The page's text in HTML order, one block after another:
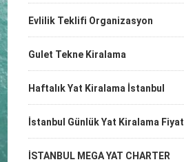
Evlilik Teklifi Organizasyon
Gulet Tekne Kiralama
Haftalık Yat Kiralama İstanbul
İstanbul Günlük Yat Kiralama
İSTANBUL MEGA YAT CHARTER